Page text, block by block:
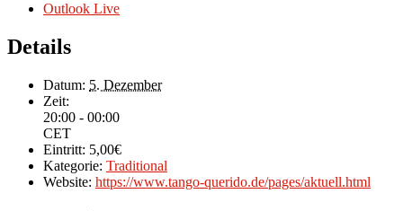
Outlook Live
Details
Datum: 5. Dezember
Zeit:
20:00 - 00:00
CET
Eintritt: 5,00€
Kategorie: Traditional
Website: https://www.tango-querido.de/pages/aktuell.html